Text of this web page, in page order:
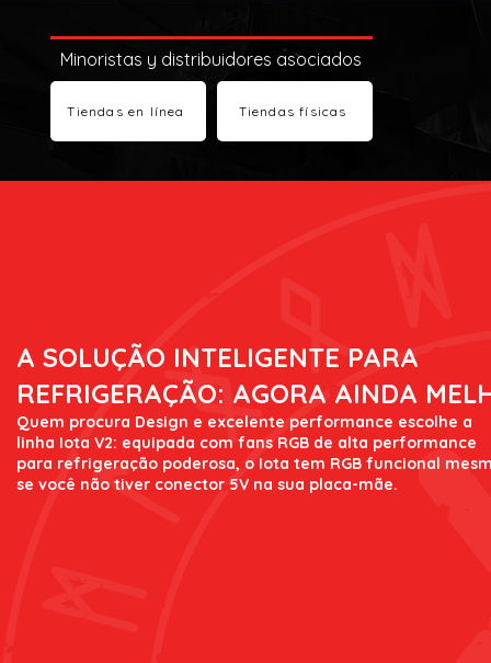
Minoristas y distribuidores asociados
Tiendas en línea Tiendas físicas
A SOLUÇÃO INTELIGENTE PARA
REFRIGERAÇÃO: AGORA AINDA
Quem procura Design e excelente performance escolhe a
linha Iota V2: equipada com fans RGB de alta performance
para refrigeração poderosa, o Iota tem RGB funcional
se você não tiver conector 5V na sua placa-mãe.